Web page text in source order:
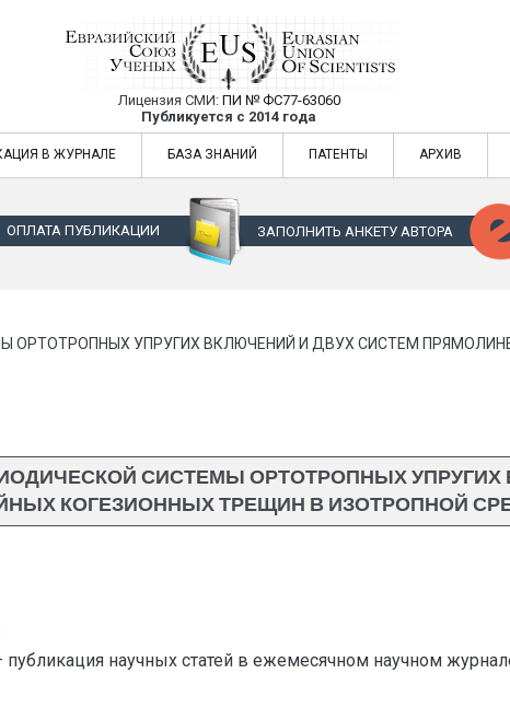
Евразийский Союз Ученых — публикация
Лицензия СМИ: ПИ № ФС77-63060
Публикуется с 2014 года
Союз Ученых — публикация научных статей в
В ЖУРНАЛЕ БАЗА ЗНАНИЙ ПАТЕНТЫ АРХИВ
ОПЛАТА ПУБЛИКАЦИИ ЗАПОЛНИТЬ АНКЕТУ АВТОРА
УПРУГИХ ВКЛЮЧЕНИЙ И ДВУХ СИСТЕМ
СИСТЕМЫ ОРТОТРОПНЫХ
КОГЕЗИОННЫХ ТРЕЩИН В ИЗОТРОПНОЙ
научных статей в ежемесячном научном